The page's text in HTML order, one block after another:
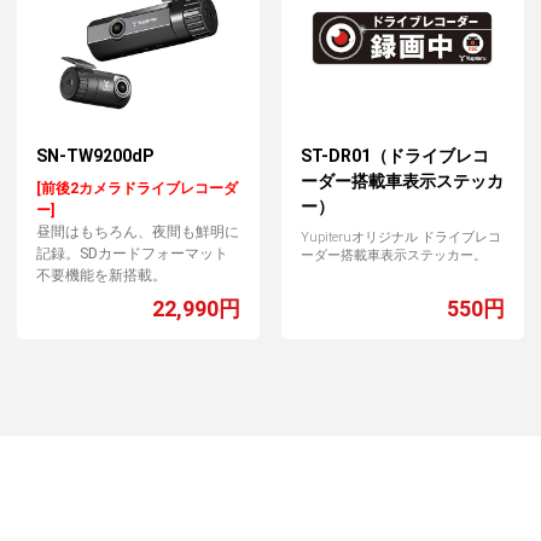
SN-TW9200dP
[前後2カメラドライブレコーダ
ー]
昼間はもちろん、夜間も鮮明に
記録。SDカードフォーマット
不要機能を新搭載。
22,990円
ST-DR01（ドライブレコ
ーダー搭載車表示ステッカ
ー）
Yupiteruオリジナル ドライブレコ
ーダー搭載車表示ステッカー。
550円